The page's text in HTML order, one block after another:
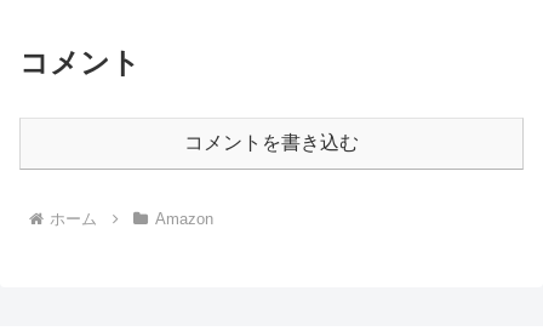
コメント
コメントを書き込む
ホーム Amazon